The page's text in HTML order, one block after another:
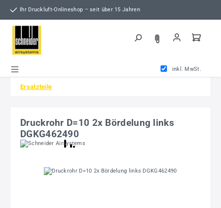
Zum Hauptinhalt springen
Ihr Druckluft-Onlineshop – seit über 15 Jahren
inkl. MwSt.
Ersatzteile
Druckrohr D=10 2x Bördelung links
DGKG462490
Bildergalerie überspringen